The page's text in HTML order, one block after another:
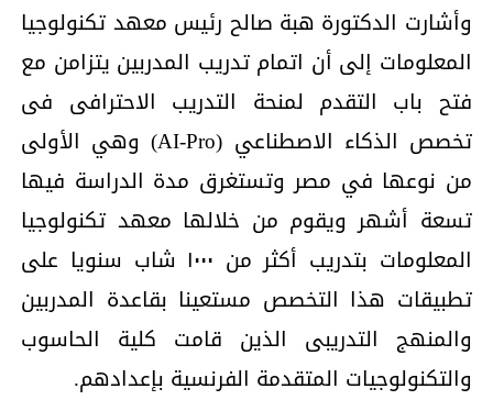
وأشارت الدكتورة هبة صالح رئيس معهد تكنولوجيا
المعلومات إلى أن اتمام تدريب المدربين يتزامن مع
فتح باب التقدم لمنحة التدريب الاحترافى فى
تخصص الذكاء الاصطناعي (AI-Pro) وهي الأولى
من نوعها في مصر وتستغرق مدة الدراسة فيها
تسعة أشهر ويقوم من خلالها معهد تكنولوجيا
المعلومات بتدريب أكثر من ١٠٠٠ شاب سنويا على
تطبيقات هذا التخصص مستعينا بقاعدة المدربين
والمنهج التدريبى الذين قامت كلية الحاسوب
والتكنولوجيات المتقدمة الفرنسية بإعدادهم.